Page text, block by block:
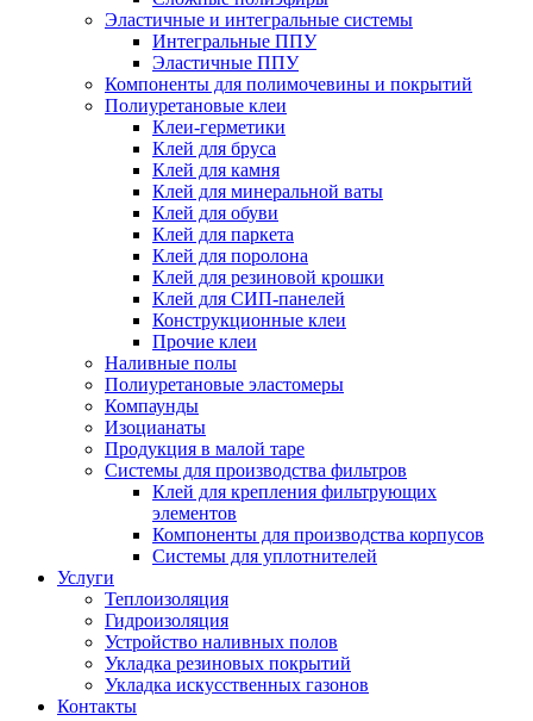
Эластичные и интегральные системы
Интегральные ППУ
Эластичные ППУ
Компоненты для полимочевины и покрытий
Полиуретановые клеи
Клеи-герметики
Клей для бруса
Клей для камня
Клей для минеральной ваты
Клей для обуви
Клей для паркета
Клей для поролона
Клей для резиновой крошки
Клей для СИП-панелей
Конструкционные клеи
Прочие клеи
Наливные полы
Полиуретановые эластомеры
Компаунды
Изоцианаты
Продукция в малой таре
Системы для производства фильтров
Клей для крепления фильтрующих
элементов
Компоненты для производства корпусов
Системы для уплотнителей
Услуги
Теплоизоляция
Гидроизоляция
Устройство наливных полов
Укладка резиновых покрытий
Укладка искусственных газонов
Контакты